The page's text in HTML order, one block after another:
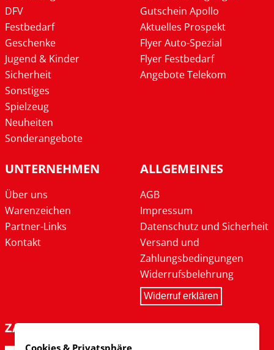
DFV
Festbedarf
Geschenke
Jugend & Kinder
Sicherheit
Sonstiges
Spielzeug
Neuheiten
Sonderangebote
Gutschein Apollo
Aktuelles Prospekt
Flyer Auto-Spezial
Flyer Festbedarf
Angebote Telekom
UNTERNEHMEN
Über uns
Warenzeichen
Partner-Links
Kontakt
ALLGEMEINES
AGB
Impressum
Datenschutz und Sicherheit
Versand und
Zahlungsbedingungen
Widerrufsbelehrung
Widerruf erklären
ZAHLARTEN